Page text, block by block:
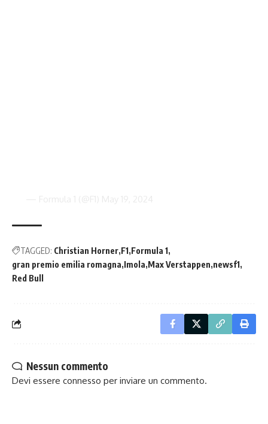
TAGGED: Christian Horner F1 Formula 1
gran premio emilia romagna Imola Max Verstappen newsf1
Red Bull
Nessun commento
Devi essere connesso per inviare un commento.